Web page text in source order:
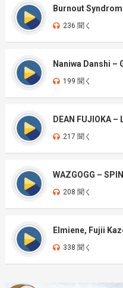
Burnout
236 聞く
Naniwa Danshi –
199 聞く
DEAN FUJIOKA –
217 聞く
WAZGOGG – SPIN
208 聞く
Elmiene, Fujii
338 聞く